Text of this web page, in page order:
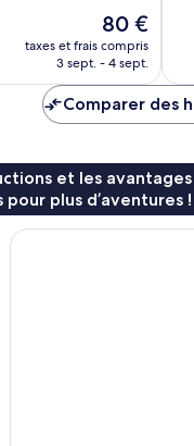
Le
nouveau
prix
de
80 €
80 €
taxes et frais compris
3 sept. - 4 sept.
Comparer des
et les
plus d’aventures !